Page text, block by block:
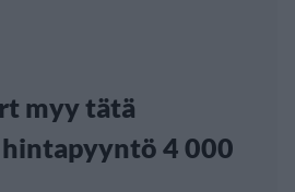
myy tätä
4 000